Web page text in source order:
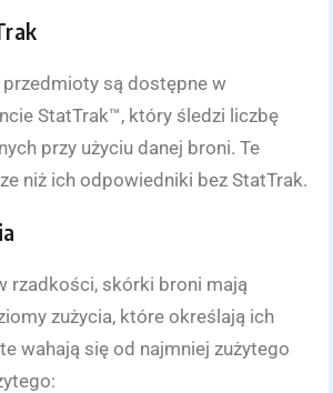
są dostępne w
StatTrak™, który śledzi liczbę
przy użyciu danej broni. Te
niż ich odpowiedniki bez StatTrak.
rzadkości, skórki broni mają
zużycia, które określają ich
wahają się od najmniej zużytego